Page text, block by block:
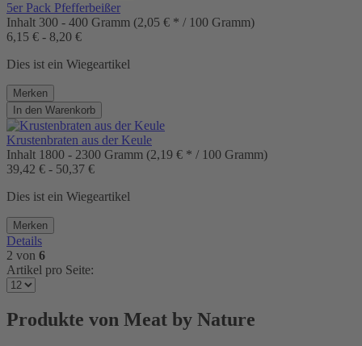
5er Pack Pfefferbeißer
Inhalt 300 - 400 Gramm (2,05 € * / 100 Gramm)
6,15 € - 8,20 €
Dies ist ein Wiegeartikel
Merken
In den Warenkorb
Krustenbraten aus der Keule
Inhalt 1800 - 2300 Gramm (2,19 € * / 100 Gramm)
39,42 € - 50,37 €
Dies ist ein Wiegeartikel
Merken
Details
2 von 6
Artikel pro Seite:
Produkte von Meat by Nature